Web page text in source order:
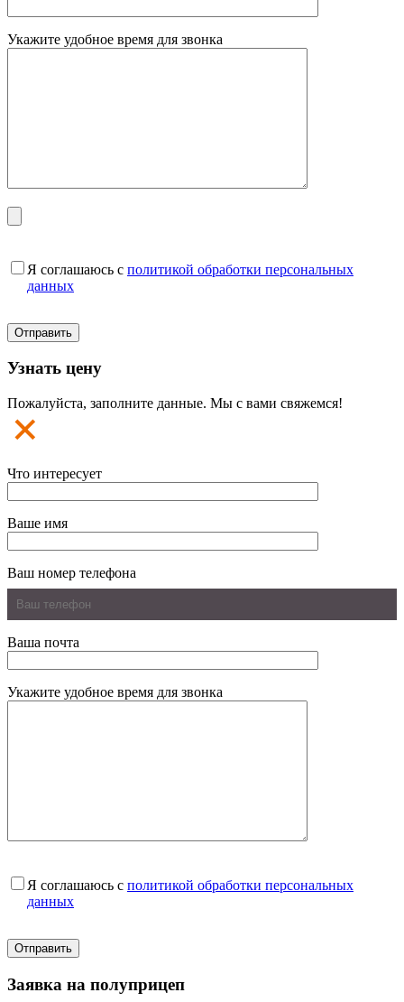
Укажите удобное время для звонка
Я соглашаюсь с политикой обработки персональных
данных
Узнать цену
Пожалуйста, заполните данные. Мы с вами свяжемся!
Что интересует
Ваше имя
Ваш номер телефона
Ваша почта
Укажите удобное время для звонка
Я соглашаюсь с политикой обработки персональных
данных
Заявка на полуприцеп